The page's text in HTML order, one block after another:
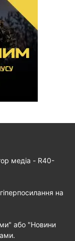
медіа - R40-
на
або "Новини